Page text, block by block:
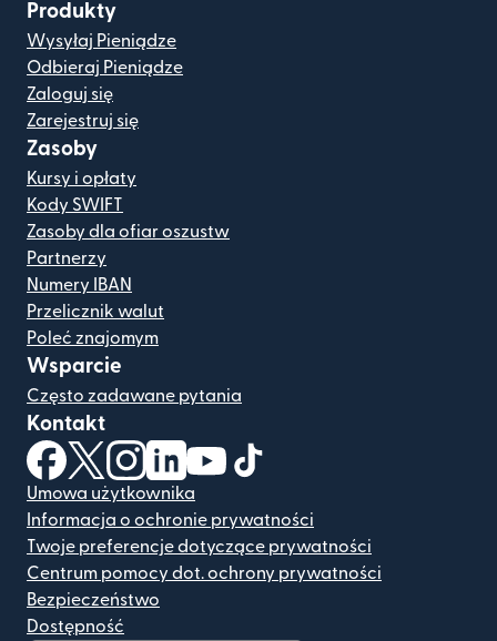
Produkty
Wysyłaj Pieniądze
Odbieraj Pieniądze
Zaloguj się
Zarejestruj się
Zasoby
Kursy i opłaty
Kody SWIFT
Zasoby dla ofiar oszustw
Partnerzy
Numery IBAN
Przelicznik walut
Poleć znajomym
Wsparcie
Często zadawane pytania
Kontakt
(otwiera się w nowym oknie)
(otwiera się w nowym oknie)
(otwiera się w nowym oknie)
(otwiera się w nowym oknie)
(otwiera się w nowym oknie)
Umowa użytkownika
Informacja o ochronie prywatności
Twoje preferencje dotyczące prywatności
Centrum pomocy dot. ochrony prywatności
Bezpieczeństwo
Dostępność